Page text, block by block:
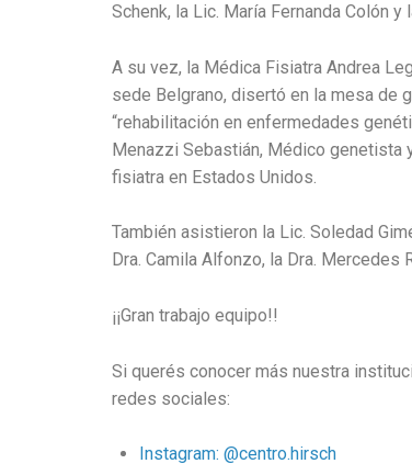
Schenk, la Lic. María Fernanda Colón y
A su vez, la Médica Fisiatra Andrea
sede Belgrano, disertó en la mesa de
“rehabilitación en enfermedades
Menazzi Sebastián, Médico genetista
fisiatra en Estados Unidos.
También asistieron la Lic. Soledad
Dra. Camila Alfonzo, la Dra. Mercedes
¡¡Gran trabajo equipo!!
Si querés conocer más nuestra
redes sociales:
Instagram: @centro.hirsch